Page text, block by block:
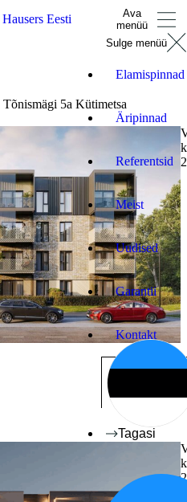
Hausers Eesti
Ava
menüü
Sulge menüü
Elamispinnad
Äripinnad
Referentsid
Meist
Uudised
Garantii
Kontakt
Tagasi
Tõnismägi 5a Kütimetsa